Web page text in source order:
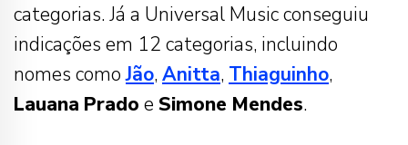
categorias. Já a Universal Music conseguiu
indicações em 12 categorias, incluindo
nomes comoJão, Anitta, Thiaguinho,
Lauana Prado e Simone Mendes.